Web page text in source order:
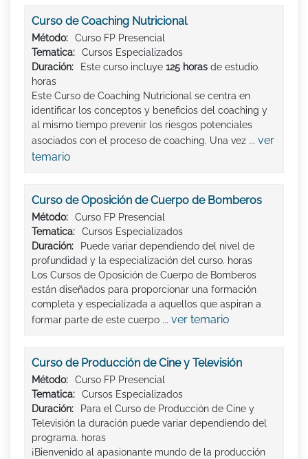
Curso de Coaching Nutricional
Método:
Curso FP Presencial
Tematica:
Cursos Especializados
Duración:
Este curso incluye 125 horas de estudio.
horas
Este Curso de Coaching Nutricional se centra en
identificar los conceptos y beneficios del coaching y
al mismo tiempo prevenir los riesgos potenciales
asociados con el proceso de coaching. Una vez ... ver
temario
Curso de Oposición de Cuerpo de Bomberos
Método:
Curso FP Presencial
Tematica:
Cursos Especializados
Duración:
Puede variar dependiendo del nivel de
profundidad y la especialización del curso. horas
Los Cursos de Oposición de Cuerpo de Bomberos
están diseñados para proporcionar una formación
completa y especializada a aquellos que aspiran a
formar parte de este cuerpo ... ver temario
Curso de Producción de Cine y Televisión
Método:
Curso FP Presencial
Tematica:
Cursos Especializados
Duración:
Para el Curso de Producción de Cine y
Televisión la duración puede variar dependiendo del
programa. horas
¡Bienvenido al apasionante mundo de la producción